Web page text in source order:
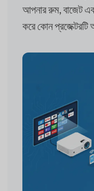
আপনার রুম, বাজেট
করে কোন